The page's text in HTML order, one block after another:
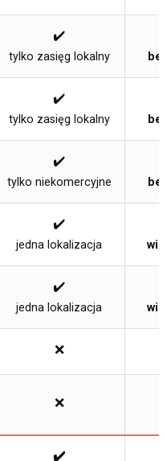
✔️
tylko zasięg lokalny
✔️
tylko zasięg lokalny
✔️
tylko niekomercyjne
✔️
jedna lokalizacja
✔️
jedna lokalizacja
❌
❌
✔️